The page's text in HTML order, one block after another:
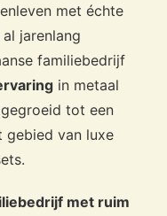
met échte
jarenlang
familiebedrijf
in metaal
tot een
gebied van luxe
met ruim